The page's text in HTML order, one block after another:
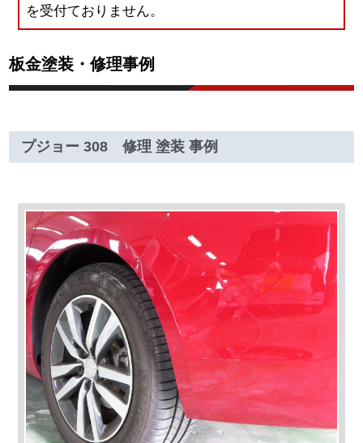
を受付ておりません。
板金塗装・修理事例
プジョー 308 修理 塗装 事例